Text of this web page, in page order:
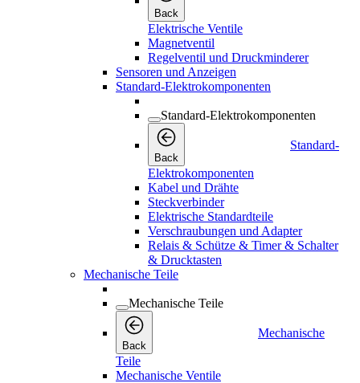
Back
Elektrische Ventile
Magnetventil
Regelventil und Druckminderer
Sensoren und Anzeigen
Standard-Elektrokomponenten
Standard-Elektrokomponenten
Back
Standard-
Elektrokomponenten
Kabel und Drähte
Steckverbinder
Elektrische Standardteile
Verschraubungen und Adapter
Relais & Schütze & Timer & Schalter
& Drucktasten
Mechanische Teile
Mechanische Teile
Back
Mechanische
Teile
Mechanische Ventile